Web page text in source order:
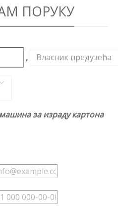
ПОРУКУ
, Власник предузећа
,
за израду картона